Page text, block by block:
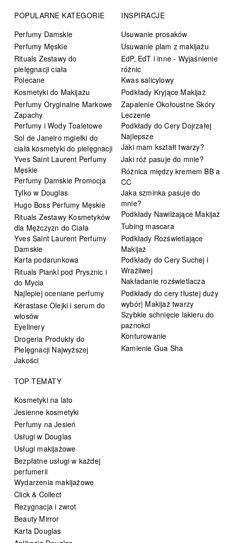
POPULARNE KATEGORIE
Perfumy Damskie
Perfumy Męskie
Rituals Zestawy do
pielęgnacji ciała
Polecane
Kosmetyki do Makijażu
Perfumy Oryginalne Markowe
Zapachy
Perfumy i Wody Toaletowe
Sol de Janeiro mgiełki do
ciała kosmetyki do pielęgnacji
Yves Saint Laurent Perfumy
Męskie
Perfumy Damskie Promocja
Tylko w Douglas
Hugo Boss Perfumy Męskie
Rituals Zestawy Kosmetyków
dla Mężczyzn do Ciała
Yves Saint Laurent Perfumy
Damskie
Karta podarunkowa
Rituals Pianki pod Prysznic i
do Mycia
Najlepiej oceniane perfumy
Kérastase Olejki i serum do
włosów
Eyelinery
Drogeria Produkty do
Pielęgnacji Najwyższej
Jakości
INSPIRACJE
Usuwanie prosaków
Usuwanie plam z makijażu
EdP, EdT i inne - Wyjaśnienie
różnic
Kwas salicylowy
Podkłady Kryjące Makijaż
Zapalenie Okołoustne Skóry
Leczenie
Podkłady do Cery Dojrzałej
Najlepsze
Jaki mam kształt twarzy?
Jaki róż pasuje do mnie?
Różnica między kremem BB a
CC
Jaka szminka pasuje do
mnie?
Podkłady Nawilżające Makijaż
Tubing mascara
Podkłady Rozświetlające
Makijaż
Podkłady do Cery Suchej i
Wrażliwej
Nakładanie rozświetlacza
Podkłady do cery tłustej duży
wybór| Makijaż twarzy
Szybkie schnięcie lakieru do
paznokci
Konturowanie
Kamienie Gua Sha
TOP TEMATY
Kosmetyki na lato
Jesienne kosmetyki
Perfumy na Jesień
Usługi w Douglas
Usługi makijażowe
Bezpłatne usługi w każdej
perfumerii
Wydarzenia makijażowe
Click & Collect
Rezygnacja i zwrot
Beauty Mirror
Karta Douglas